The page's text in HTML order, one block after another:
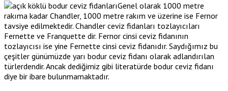
Genel olarak 1000 metre
rakıma kadar Chandler, 1000 metre rakım ve üzerine ise Fernor
tavsiye edilmektedir. Chandler ceviz fidanları tozlayıcıları
Fernette ve Franquette dir. Fernor cinsi ceviz fidanının
tozlayıcısı ise yine Fernette cinsi ceviz fidanıdır. Saydığımız bu
çeşitler günümüzde yarı bodur ceviz fidanı olarak adlandırılan
türlerdendir. Ancak dediğimiz gibi literatürde bodur ceviz fidanı
diye bir ibare bulunmamaktadır.